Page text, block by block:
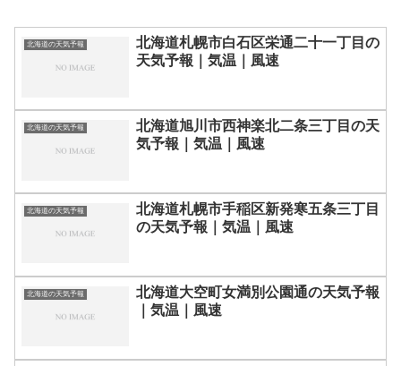
北海道の天気予報
北海道札幌市白石区栄通二十一丁目の
天気予報｜気温｜風速
北海道の天気予報
北海道旭川市西神楽北二条三丁目の天
気予報｜気温｜風速
北海道の天気予報
北海道札幌市手稲区新発寒五条三丁目
の天気予報｜気温｜風速
北海道の天気予報
北海道大空町女満別公園通の天気予報
｜気温｜風速